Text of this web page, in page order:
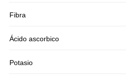
Fibra
Ácido ascorbico
Potasio